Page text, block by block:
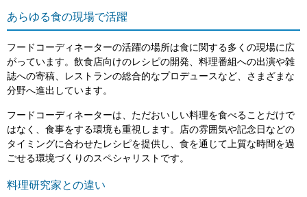
あらゆる食の現場で活躍
フードコーディネーターの活躍の場所は食に関する多くの現場に広
がっています。飲食店向けのレシピの開発、料理番組への出演や雑
誌への寄稿、レストランの総合的なプロデュースなど、さまざまな
分野へ進出しています。
フードコーディネーターは、ただおいしい料理を食べることだけで
はなく、食事をする環境も重視します。店の雰囲気や記念日などの
タイミングに合わせたレシピを提供し、食を通じて上質な時間を過
ごせる環境づくりのスペシャリストです。
料理研究家との違い